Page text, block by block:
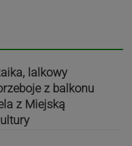
lalkowy
z balkonu
z Miejską